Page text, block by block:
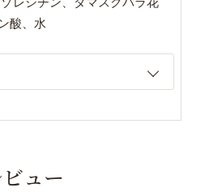
酸、水
ビュー